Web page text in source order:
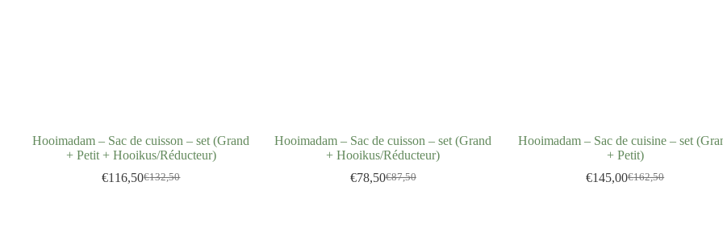
Hooimadam – Sac de cuisson – set (Grand
+ Petit + Hooikus/Réducteur)
€132,50
€116,50
Hooimadam – Sac de cuisson – set (Grand
+ Hooikus/Réducteur)
€87,50
€78,50
Hooimadam – Sac de cuisine – set
+ Petit)
€162,50
€145,00